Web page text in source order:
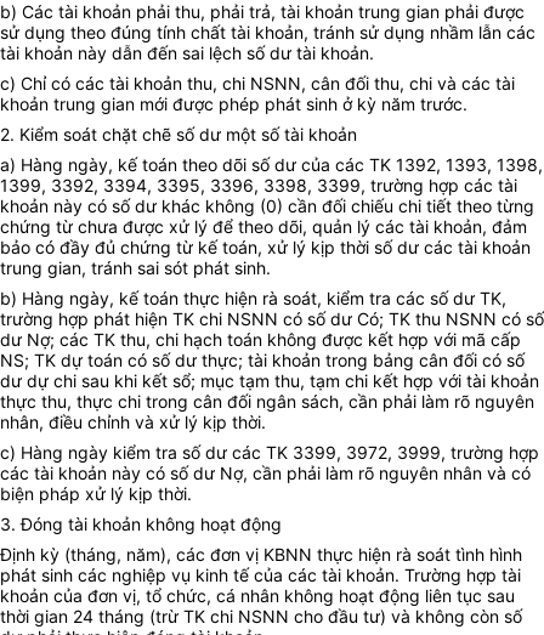
b) Các tài khoản phải thu, phải trả, tài khoản trung gian phải được
sử dụng theo đúng tính chất tài khoản, tránh sử dụng nhầm lẫn các
tài khoản này dẫn đến sai lệch số dư tài khoản.
c) Chỉ có các tài khoản thu, chi NSNN, cân đối thu, chi và các tài
khoản trung gian mới được phép phát sinh ở kỳ năm trước.
2. Kiểm soát chặt chẽ số dư một số tài khoản
a) Hàng ngày, kế toán theo dõi số dư của các TK 1392, 1393, 1398,
1399, 3392, 3394, 3395, 3396, 3398, 3399, trường hợp các tài
khoản này có số dư khác không (0) cần đối chiếu chi tiết theo từng
chứng từ chưa được xử lý để theo dõi, quản lý các tài khoản, đảm
bảo có đầy đủ chứng từ kế toán, xử lý kịp thời số dư các tài khoản
trung gian, tránh sai sót phát sinh.
b) Hàng ngày, kế toán thực hiện rà soát, kiểm tra các số dư TK,
trường hợp phát hiện TK chi NSNN có số dư Có; TK thu NSNN có số
dư Nợ; các TK thu, chi hạch toán không được kết hợp với mã cấp
NS; TK dự toán có số dư thực; tài khoản trong bảng cân đối có số
dư dự chi sau khi kết sổ; mục tạm thu, tạm chi kết hợp với tài khoản
thực thu, thực chi trong cân đối ngân sách, cần phải làm rõ nguyên
nhân, điều chỉnh và xử lý kịp thời.
c) Hàng ngày kiểm tra số dư các TK 3399, 3972, 3999, trường hợp
các tài khoản này có số dư Nợ, cần phải làm rõ nguyên nhân và có
biện pháp xử lý kịp thời.
3. Đóng tài khoản không hoạt động
Định kỳ (tháng, năm), các đơn vị KBNN thực hiện rà soát tình hình
phát sinh các nghiệp vụ kinh tế của các tài khoản. Trường hợp tài
khoản của đơn vị, tổ chức, cá nhân không hoạt động liên tục sau
thời gian 24 tháng (trừ TK chi NSNN cho đầu tư) và không còn số